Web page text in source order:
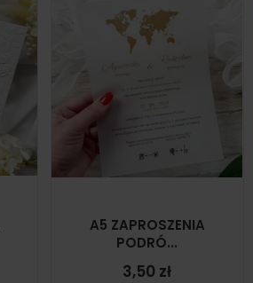
A5 ZAPROSZENIA
PODRÓ...
3,50 zł